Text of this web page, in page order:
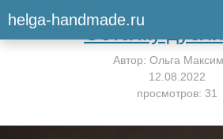
helga-handmade.ruВернуться к мастер-
Обтачку
Автор: Ольга
12.08.2022
просмотров: 31